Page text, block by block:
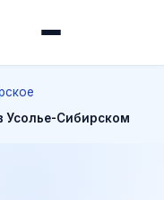
Усолье-Сибирском